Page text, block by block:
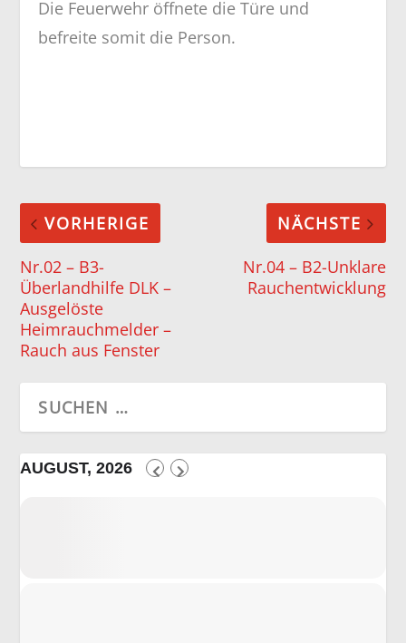
Die Feuerwehr öffnete die Türe und
befreite somit die Person.
VORHERIGE
Nr.02 – B3-
Überlandhilfe DLK –
Ausgelöste
Heimrauchmelder –
Rauch aus Fenster
NÄCHSTE
Nr.04 – B2-Unklare
Rauchentwicklung
AUGUST, 2026